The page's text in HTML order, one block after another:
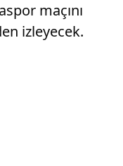
maçını
izleyecek.